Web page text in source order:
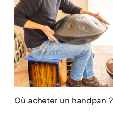
Où acheter un handpan ?